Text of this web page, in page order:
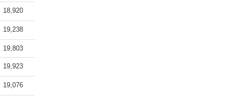
18,920
19,238
19,803
19,923
19,076